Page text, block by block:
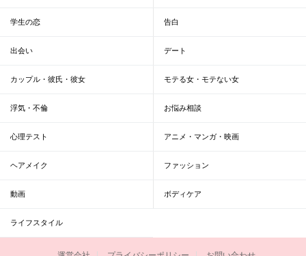
学生の恋 告白
出会い デート
カップル・彼氏・彼女 モテる女・モテない女
浮気・不倫 お悩み相談
心理テスト アニメ・マンガ・映画
ヘアメイク ファッション
動画 ボディケア
ライフスタイル